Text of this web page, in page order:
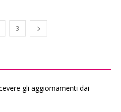
3
gli aggiornamenti dai